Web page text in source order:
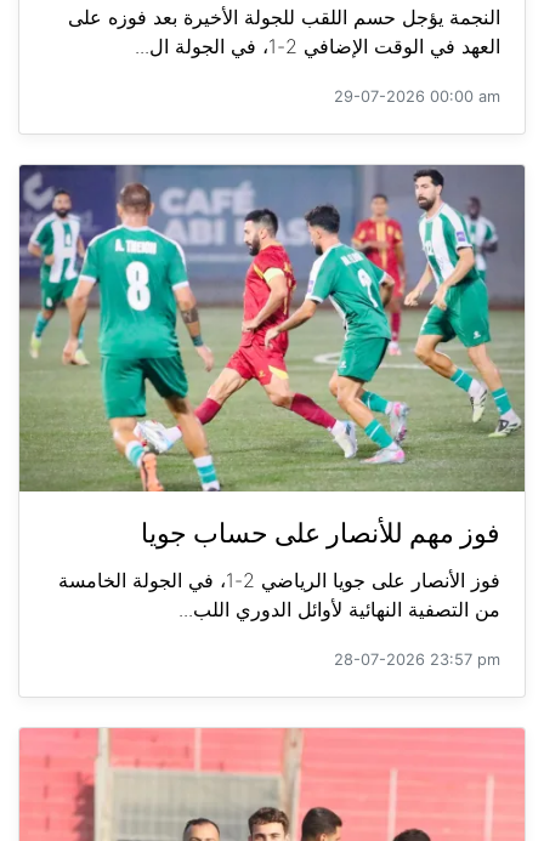
النجمة يؤجل حسم اللقب للجولة الأخيرة بعد فوزه على
العهد في الوقت الإضافي 2-1، في الجولة ال...
29-07-2026 00:00 am
فوز مهم للأنصار على حساب جويا
فوز الأنصار على جويا الرياضي 2-1، في الجولة الخامسة
من التصفية النهائية لأوائل الدوري اللب...
28-07-2026 23:57 pm